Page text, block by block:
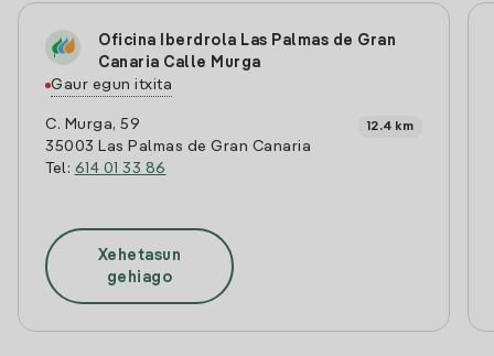
Oficina Iberdrola Las Palmas de Gran
Canaria Calle Murga
Gaur egun itxita
C. Murga, 59
35003 Las Palmas de Gran Canaria
Tel: 614 01 33 86
12.4 km
Xehetasun
gehiago